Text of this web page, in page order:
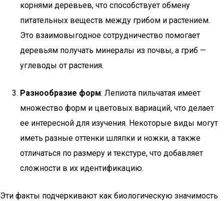
корнями деревьев, что способствует обмену
питательных веществ между грибом и растением.
Это взаимовыгодное сотрудничество помогает
деревьям получать минералы из почвы, а гриб —
углеводы от растения.
Разнообразие форм: Лепиота пильчатая имеет
множество форм и цветовых вариаций, что делает
ее интересной для изучения. Некоторые виды могут
иметь разные оттенки шляпки и ножки, а также
отличаться по размеру и текстуре, что добавляет
сложности в их идентификацию.
Эти факты подчеркивают как биологическую значимость